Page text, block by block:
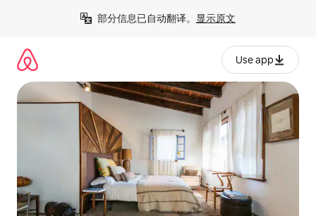
部分信息已自动翻译。 显示原文
Use app